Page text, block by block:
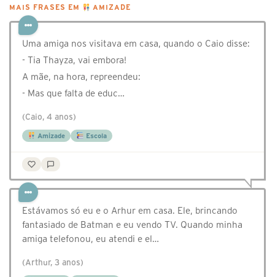
MAIS FRASES EM AMIZADE
Uma amiga nos visitava em casa, quando o Caio disse:
- Tia Thayza, vai embora!
A mãe, na hora, repreendeu:
- Mas que falta de educ…
(Caio, 4 anos)
Amizade Escola
Estávamos só eu e o Arhur em casa. Ele, brincando
fantasiado de Batman e eu vendo TV. Quando minha
amiga telefonou, eu atendi e el…
(Arthur, 3 anos)